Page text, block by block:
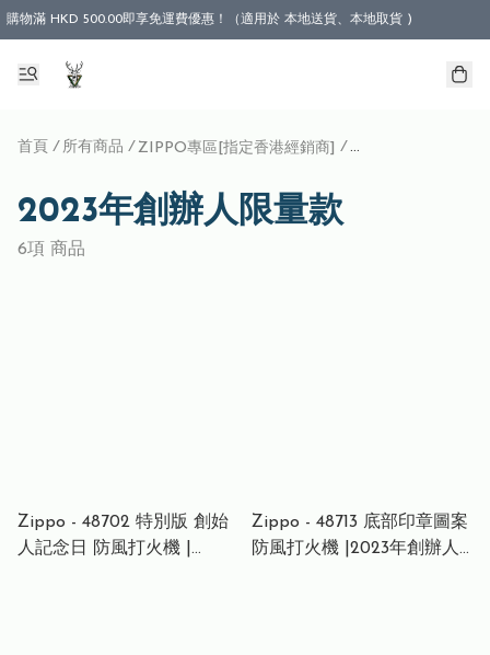
購物滿 HKD 500.00即享免運費優惠！（適用於 本地送貨、本地取貨 )
首頁 / 所有商品 / ZIPPO專區[指定香港經銷商] / 2023年創辦人限量
2023年創辦人限量款
6項 商品
Zippo - 48702 特別版 創始
人記念日 防風打火機 |
Zippo - 48713 底部印章圖案
防風打火機 |2023年創辦人